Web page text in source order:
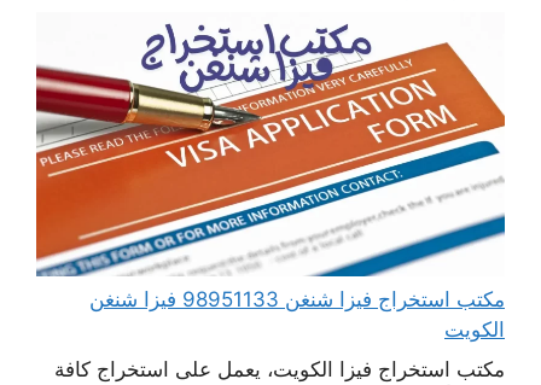
مكتب استخراج فيزا شنغن 98951133 فيزا شنغن
الكويت
مكتب استخراج فيزا الكويت، يعمل على استخراج كافة